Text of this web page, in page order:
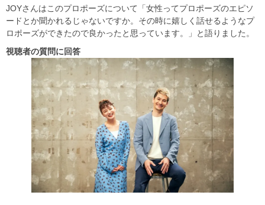
JOYさんはこのプロポーズについて「女性ってプロポーズのエピソ
ードとか聞かれるじゃないですか。その時に嬉しく話せるようなプ
ロポーズができたので良かったと思っています。」と語りました。
視聴者の質問に回答